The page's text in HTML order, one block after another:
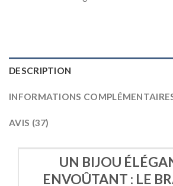
DESCRIPTION
INFORMATIONS
AVIS (37)
UN BIJOU
ENVOÛTANT : LE